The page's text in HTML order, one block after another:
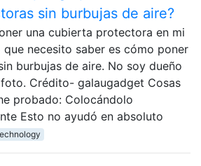
sin burbujas de aire?
una cubierta protectora en mi
que necesito saber es cómo poner
burbujas de aire. No soy dueño
Crédito- galaugadget Cosas
probado: Colocándolo
Esto no ayudó en absoluto